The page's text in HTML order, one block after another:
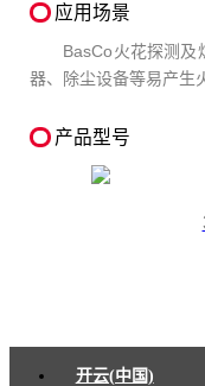
应用场景
BasCo火花探测及
器、除尘设备等易产生
产品型号
开云(中国)